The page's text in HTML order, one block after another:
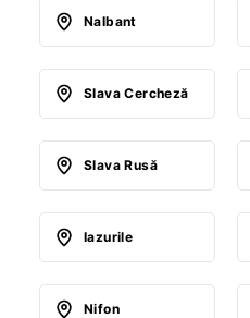
Nalbant
Slava Cercheză
Slava Rusă
Iazurile
Nifon